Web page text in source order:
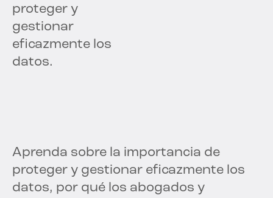
proteger y
gestionar
eficazmente los
datos.
Aprenda sobre la importancia de
proteger y gestionar eficazmente los
datos, por qué los abogados y